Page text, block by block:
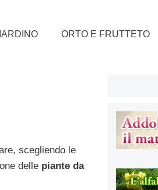
ORTO E FRUTTETO
scegliendo le
delle piante da